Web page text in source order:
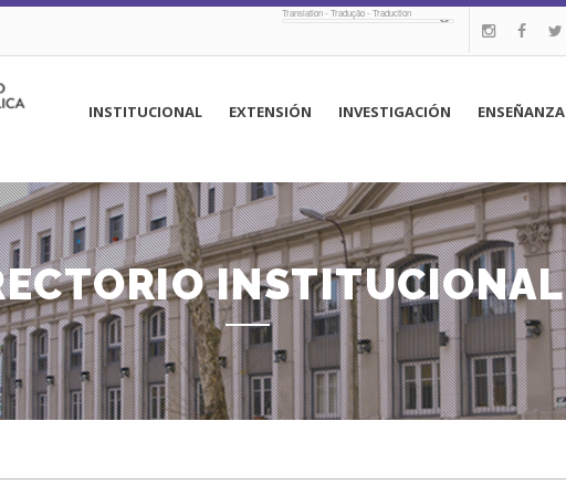
Translation - Tradução - Traduction
principal
INSTITUCIONAL EXTENSIÓN INVESTIGACIÓN ENSEÑANZA
INSTITUCIONAL